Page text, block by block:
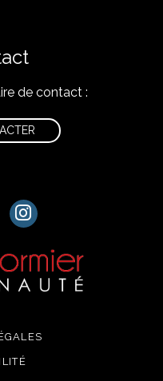
de contact :
le compte Facebook
vers le compte Twitter
Lien vers le compte